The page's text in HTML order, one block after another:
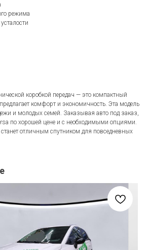
режима
коробкой передач — это компактный
комфорт и экономичность. Эта модель
и молодых семей. Заказывая авто под заказ,
по хорошей цене и с необходимыми опциями.
отличным спутником для повседневных